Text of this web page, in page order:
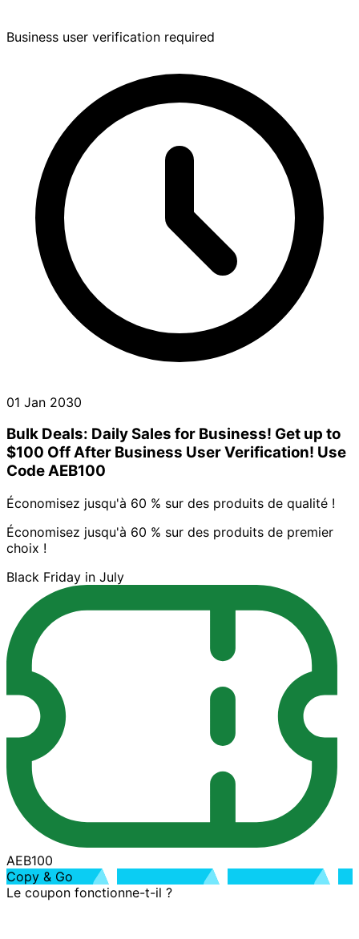
Business user verification required
01 Jan 2030
Bulk Deals: Daily Sales for Business! Get up to
$100 Off After Business User Verification! Use
Code AEB100
Économisez jusqu'à 60 % sur des produits de qualité !
Économisez jusqu'à 60 % sur des produits de premier
choix !
Black Friday in July
AEB100
Copy & Go
Le coupon fonctionne-t-il ?